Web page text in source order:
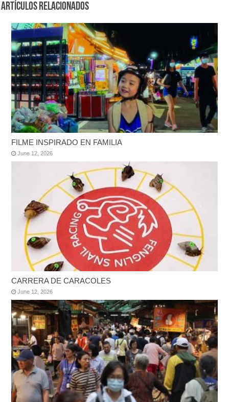
Artículos Relacionados
FILME INSPIRADO EN FAMILIA
June 12, 2026
CARRERA DE CARACOLES
June 12, 2026